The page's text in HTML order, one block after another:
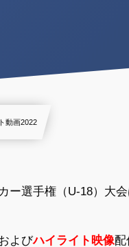
動画2022
ー選手権（U-18）大
よびハイライト映像配